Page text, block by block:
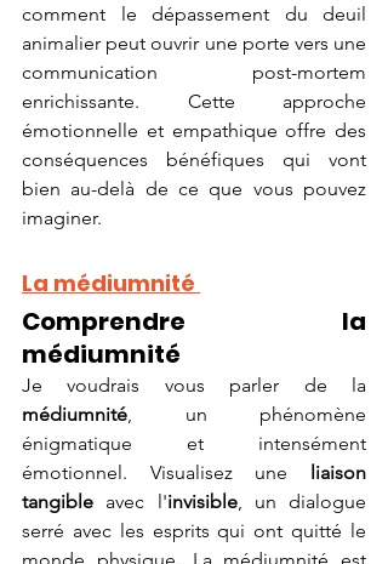
comment le dépassement du deuil
animalier peut ouvrir une porte vers une
communication post-mortem
enrichissante. Cette approche
émotionnelle et empathique offre des
conséquences bénéfiques qui vont
bien au-delà de ce que vous pouvez
imaginer.
La médiumnité
Comprendre la
médiumnité
médiumnité , un phénomène
énigmatique et intensément
émotionnel. Visualisez une liaison
tangible avec l'invisible, un dialogue
serré avec les esprits qui ont quitté le